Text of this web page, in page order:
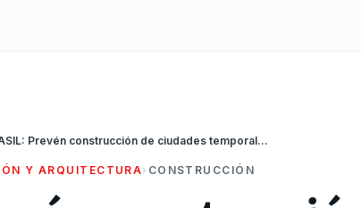
BRASIL: Prevén construcción de ciudades temporales para afectados por inundaciones en Brasil
Y ARQUITECTURA› CONSTRUCCIÓN